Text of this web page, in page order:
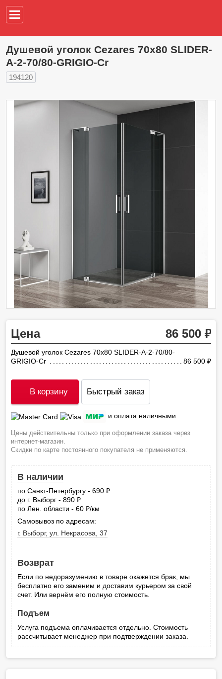
Душевой уголок Cezares 70х80 SLIDER-
A-2-70/80-GRIGIO-Cr
194120
Цена 86 500
Душевой уголок Cezares 70х80 SLIDER-A-2-70/80-
GRIGIO-Cr
86 500
В корзину Быстрый заказ
и оплата наличными
Цены действительны только при оформлении заказа через
интернет-магазин.
Скидки по карте постоянного покупателя не применяются.
В наличии
по Санкт-Петербургу - 690
до г. Выборг - 890
по Лен. области - 60
руб.
/км
Самовывоз по адресам:
г. Выборг, ул. Некрасова, 37
Возврат
Если по недоразумению в товаре окажется брак, мы
бесплатно его заменим и доставим курьером за свой
счет. Или вернём его полную стоимость.
Подъем
Услуга подъема оплачивается отдельно. Стоимость
рассчитывает менеджер при подтверждении заказа.